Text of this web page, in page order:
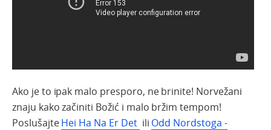
Ako je to ipak malo presporo, nebrinite! Norvežani
znaju kako začiniti Božić i malo bržim tempom!
PoslušajteHei Ha Na Er Det ili Odd Nordstoga -